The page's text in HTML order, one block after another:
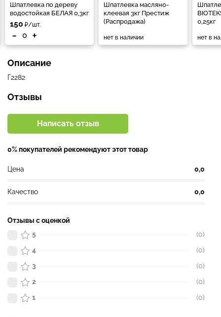
Шпатлевка по дереву
водостойкая БЕЛАЯ 0,3кг
150 ₽/шт.
- +
Шпатлевка масляно-
клеевая 3кг Престиж
(Распродажа)
нет в наличии
0,25кг
нет в
Описание
Г2282
Отзывы
Написать отзыв
0% покупателей рекомендуют этот товар
Цена 0,0
Качество 0,0
Отзывы с оценкой
5
(0)
4
(0)
3
(0)
2
(0)
1
(0)